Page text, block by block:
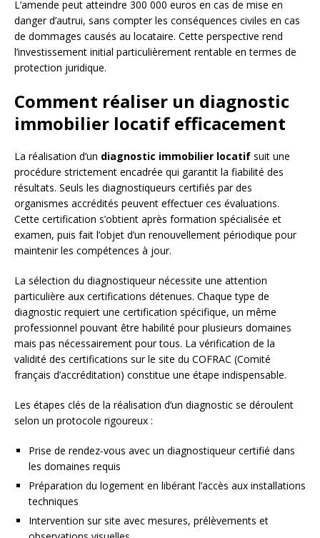
L’amende peut atteindre 300 000 euros en cas de mise en
danger d’autrui, sans compter les conséquences civiles en cas
de dommages causés au locataire. Cette perspective rend
l’investissement initial particulièrement rentable en termes de
protection juridique.
Comment réaliser un diagnostic
immobilier locatif efficacement
La réalisation d’un diagnostic immobilier locatif suit une
procédure strictement encadrée qui garantit la fiabilité des
résultats. Seuls les diagnostiqueurs certifiés par des
organismes accrédités peuvent effectuer ces évaluations.
Cette certification s’obtient après formation spécialisée et
examen, puis fait l’objet d’un renouvellement périodique pour
maintenir les compétences à jour.
La sélection du diagnostiqueur nécessite une attention
particulière aux certifications détenues. Chaque type de
diagnostic requiert une certification spécifique, un même
professionnel pouvant être habilité pour plusieurs domaines
mais pas nécessairement pour tous. La vérification de la
validité des certifications sur le site du COFRAC (Comité
français d’accréditation) constitue une étape indispensable.
Les étapes clés de la réalisation d’un diagnostic se déroulent
selon un protocole rigoureux :
Prise de rendez-vous avec un diagnostiqueur certifié dans
les domaines requis
Préparation du logement en libérant l’accès aux installations
techniques
Intervention sur site avec mesures, prélèvements et